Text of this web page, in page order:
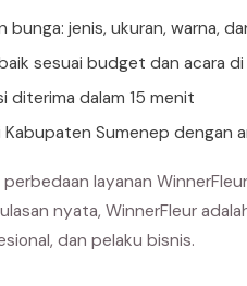
jenis, ukuran, warna,
sesuai budget dan acara
dalam 15 menit
Sumenep dengan
layanan
nyata, WinnerFleur
dan pelaku bisnis.